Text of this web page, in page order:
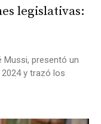
legislativas:
Mussi, presentó un
y trazó los